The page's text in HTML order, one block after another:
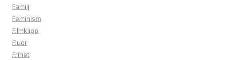
Familj
Feminism
Filmklipp
Fluor
Frihet